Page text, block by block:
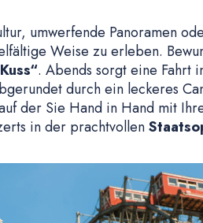
umwerfende Panoramen
Weise zu erleben.
. Abends sorgt eine Fahrt
durch ein leckeres
der Sie Hand in Hand mit
in der prachtvollen